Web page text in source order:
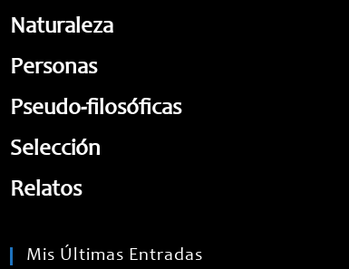
Naturaleza
Personas
Pseudo-filosóficas
Selección
Relatos
Mis Últimas Entradas